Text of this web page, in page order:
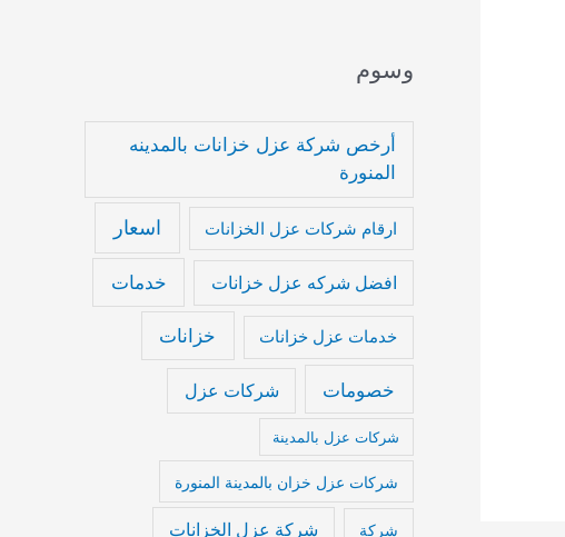
وسوم
أرخص شركة عزل خزانات بالمدينه
المنورة
ارقام شركات عزل الخزانات اسعار
افضل شركه عزل خزانات خدمات
خدمات عزل خزانات خزانات
خصومات شركات عزل
شركات عزل بالمدينة
شركات عزل خزان بالمدينة المنورة
شركة شركة عزل الخزانات